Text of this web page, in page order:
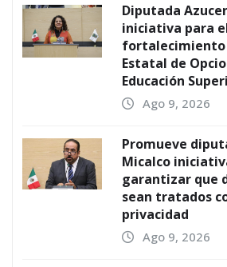
Diputada
iniciativa para
fortalecimiento
Estatal de
Educación
Ago 9, 2026
Promueve
Micalco
garantizar que
sean tratados
privacidad
Ago 9, 2026